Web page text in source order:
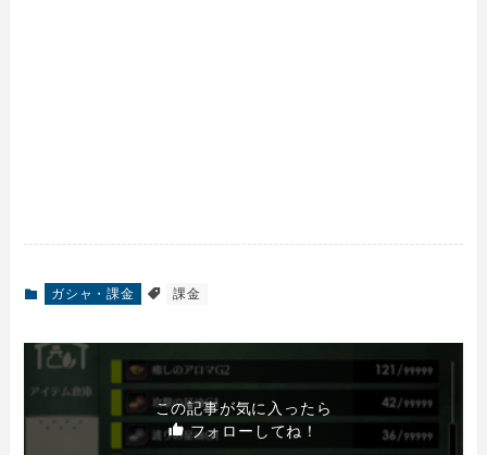
ガシャ・課金 課金
この記事が気に入ったら
フォローしてね！